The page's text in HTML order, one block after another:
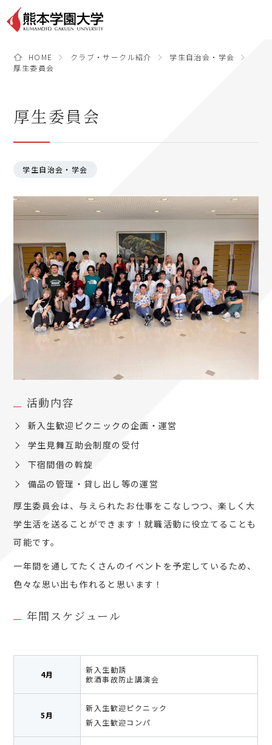
HOME クラブ・サークル紹介
学生自治会・学会
厚生委員会
厚生委員会
学生自治会・学会
活動内容
新入生歓迎ピクニックの企画・運営
学生見舞互助会制度の受付
下宿間借の斡旋
備品の管理・貸し出し等の運営
厚生委員会は、与えられたお仕事をこなしつつ、楽しく大
学生活を送ることができます！就職活動に役立てることも
可能です。
一年間を通してたくさんのイベントを予定しているため、
色々な思い出も作れると思います！
年間スケジュール
4月
新入生勧誘
飲酒事故防止講演会
5月
新入生歓迎ピクニック
新入生歓迎コンパ